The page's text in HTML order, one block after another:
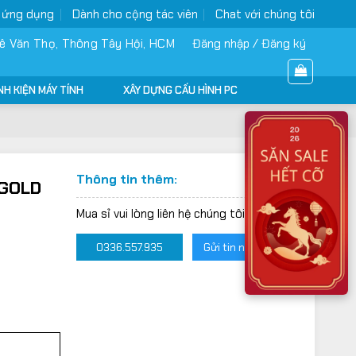
dụng Dành cho cộng tác viên Chat với chúng tôi
Văn Thọ, Thông Tây Hội, HCM Đăng nhập / Đăng ký
KIỆN MÁY TÍNH XÂY DỰNG CẤU HÌNH PC
Thông tin thêm:
Mua sỉ vui lòng liên hệ chúng tôi:
0336.557.935 Gửi tin nhắn Zalo